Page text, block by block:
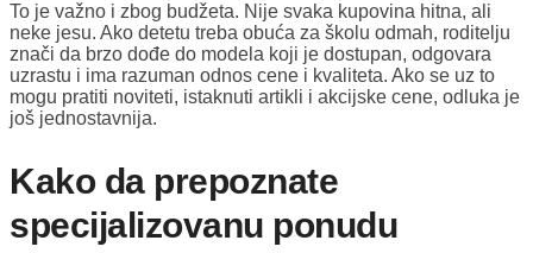
To je važno i zbog budžeta. Nije svaka kupovina hitna, ali
neke jesu. Ako detetu treba obuća za školu odmah, roditelju
znači da brzo dođe do modela koji je dostupan, odgovara
uzrastu i ima razuman odnos cene i kvaliteta. Ako se uz to
mogu pratiti noviteti, istaknuti artikli i akcijske cene, odluka je
još jednostavnija.
Kako da prepoznate
specijalizovanu ponudu